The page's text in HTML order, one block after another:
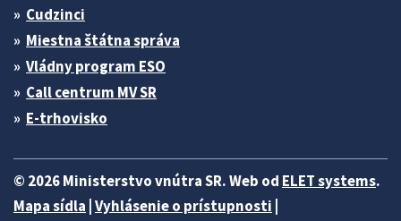
Cudzinci
Miestna štátna správa
Vládny program ESO
Call centrum MV SR
E-trhovisko
© 2026 Ministerstvo vnútra SR. Web od ELET systems.
Mapa sídla Vyhlásenie o prístupnosti